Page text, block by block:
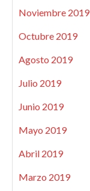
Noviembre 2019
Octubre 2019
Agosto 2019
Julio 2019
Junio 2019
Mayo 2019
Abril 2019
Marzo 2019